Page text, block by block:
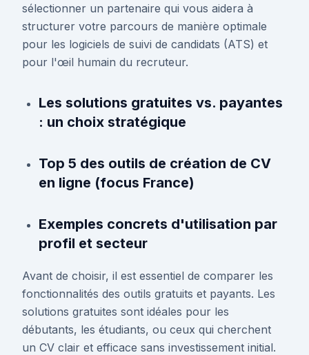
sélectionner un partenaire qui vous aidera à
structurer votre parcours de manière optimale
pour les logiciels de suivi de candidats (ATS) et
pour l'œil humain du recruteur.
Les solutions gratuites vs. payantes
: un choix stratégique
Top 5 des outils de création de CV
en ligne (focus France)
Exemples concrets d'utilisation par
profil et secteur
Avant de choisir, il est essentiel de comparer les
fonctionnalités des outils gratuits et payants. Les
solutions gratuites sont idéales pour les
débutants, les étudiants, ou ceux qui cherchent
un CV clair et efficace sans investissement initial.